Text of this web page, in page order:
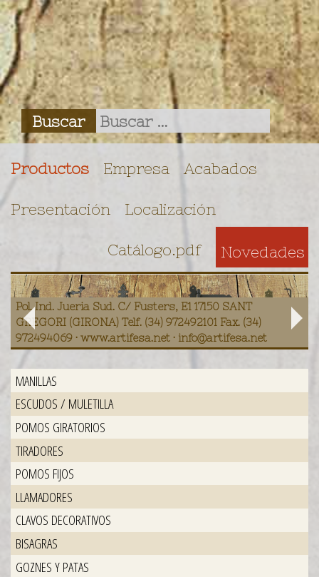
Productos Empresa Acabados
Presentación Localización
Novedades
Catálogo.pdf
Pol. Ind. Jueria Sud. C/ Fusters, E1 17150 SANT
GREGORI (GIRONA) Telf. (34) 972492101 Fax. (34)
972494069 · www.artifesa.net · info@artifesa.net
MANILLAS
ESCUDOS / MULETILLA
POMOS GIRATORIOS
TIRADORES
POMOS FIJOS
LLAMADORES
CLAVOS DECORATIVOS
BISAGRAS
GOZNES Y PATAS